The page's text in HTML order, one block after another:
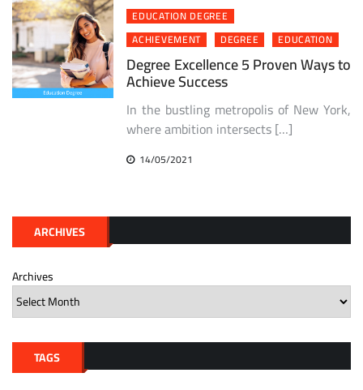
EDUCATION DEGREE
ACHIEVEMENT
DEGREE EDUCATION
Degree Excellence 5 Proven Ways to
Achieve Success
In the bustling metropolis of New York,
where ambition intersects […]
14/05/2021
ARCHIVES
Archives
TAGS